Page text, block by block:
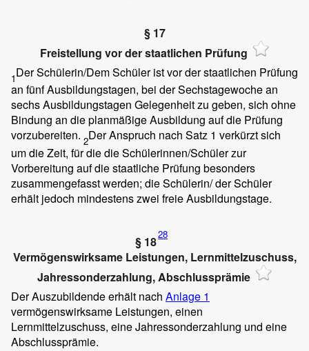
§ 17
Freistellung vor der staatlichen Prüfung
1Der Schülerin/Dem Schüler ist vor der staatlichen Prüfung
an fünf Ausbildungstagen, bei der Sechstagewoche an
sechs Ausbildungstagen Gelegenheit zu geben, sich ohne
Bindung an die planmäßige Ausbildung auf die Prüfung
vorzubereiten. 2Der Anspruch nach Satz 1 verkürzt sich
um die Zeit, für die die Schülerinnen/Schüler zur
Vorbereitung auf die staatliche Prüfung besonders
zusammengefasst werden; die Schülerin/ der Schüler
erhält jedoch mindestens zwei freie Ausbildungstage.
§ 1828
Vermögenswirksame Leistungen, Lernmittelzuschuss,
Jahressonderzahlung, Abschlussprämie
Der Auszubildende erhält nach Anlage 1
vermögenswirksame Leistungen, einen
Lernmittelzuschuss, eine Jahressonderzahlung und eine
Abschlussprämie.